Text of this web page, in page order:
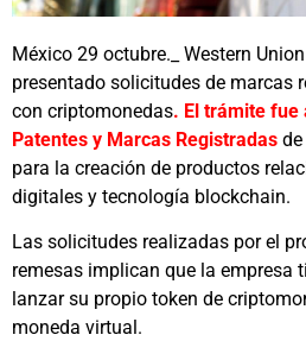
México 29 octubre._ Western
presentado solicitudes de marcas
con criptomonedas. El trámite fue
Patentes y Marcas Registradas
para la creación de productos
digitales y tecnología blockchain.
Las solicitudes realizadas por el
remesas implican que la empresa
lanzar su propio token de
moneda virtual.